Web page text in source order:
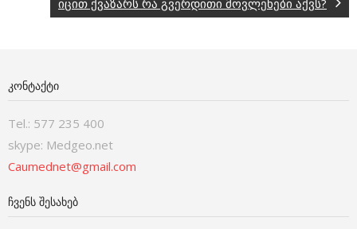
იცით ქვაზარს რა გვერდითი მოვლენები აქვს?
ᲙᲝᲜᲢᲐᲥᲢᲘ
Tel.: 577 235 400
skype: Medgeo.net
Caumednet@gmail.com
ᲩᲕᲔᲜᲡ ᲨᲔᲡᲐᲮᲔᲑ